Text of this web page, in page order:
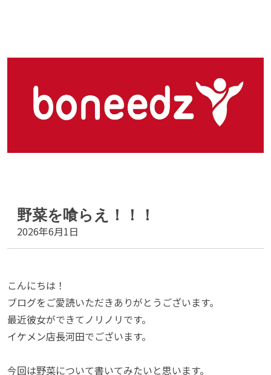
野菜を喰らえ！！！
2026年6月1日
こんにちは！
ブログをご愛読いただきありがとうございます。
最近彼女ができてノリノリです。
イケメン店長河田でございます。
今回は野菜について書いてみたいと思います。